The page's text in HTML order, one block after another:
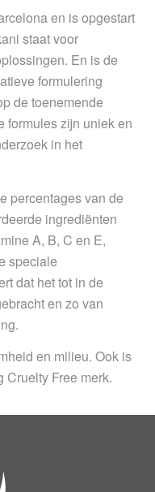
en is opgestart
staat voor
En is de
formulering
de toenemende
formules zijn uniek en
in het
percentages van de
ingrediënten
A, B, C en E,
speciale
dat het tot in de
en zo van
en milieu. Ook is
Free merk.